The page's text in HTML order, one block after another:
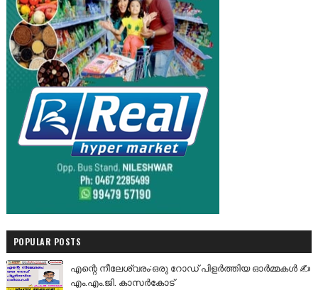
POPULAR POSTS
എന്റെ നീലേശ്വരം:ഒരു റോഡ് പിളർത്തിയ ഓർമ്മകൾ ✍️
എം.എം.ജി. കാസർകോട്